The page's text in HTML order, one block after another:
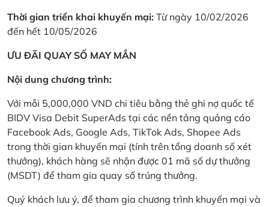
Thời gian triển khai khuyến mại: Từ ngày 10/02/2026
đến hết 10/05/2026
ƯU ĐÃI QUAY SỐ MAY MẮN
Nội dung chương trình:
Với mỗi 5,000,000 VND chi tiêu bằng thẻ ghi nợ quốc tế
BIDV Visa Debit SuperAds tại các nền tảng quảng cáo
Facebook Ads, Google Ads, TikTok Ads, Shopee Ads
trong thời gian khuyến mại (tính trên tổng doanh số xét
thưởng), khách hàng sẽ nhận được 01 mã số dự thưởng
(MSDT) để tham gia quay số trúng thưởng.
Quý khách lưu ý, để tham gia chương trình khuyến mại và